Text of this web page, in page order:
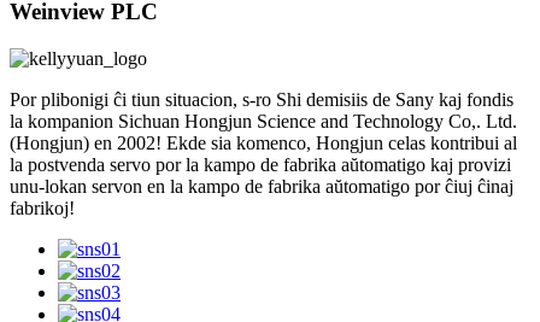
Weinview PLC
Por plibonigi ĉi tiun situacion, s-ro Shi demisiis de Sany kaj fondis
la kompanion Sichuan Hongjun Science and Technology Co,. Ltd.
(Hongjun) en 2002! Ekde sia komenco, Hongjun celas kontribui al
la postvenda servo por la kampo de fabrika aŭtomatigo kaj provizi
unu-lokan servon en la kampo de fabrika aŭtomatigo por ĉiuj ĉinaj
fabrikoj!